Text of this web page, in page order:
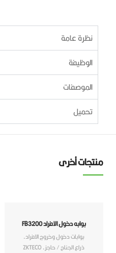
نظرة عامة
الوظيفة
الموصفات
تحميل
أخرى
بوابه دخول الافراد FB3200
بوابات دخول وخروج الافراد,
ذراع الجناح / حاجز,
ZKTECO